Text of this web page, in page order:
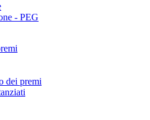
- PEG
dei premi